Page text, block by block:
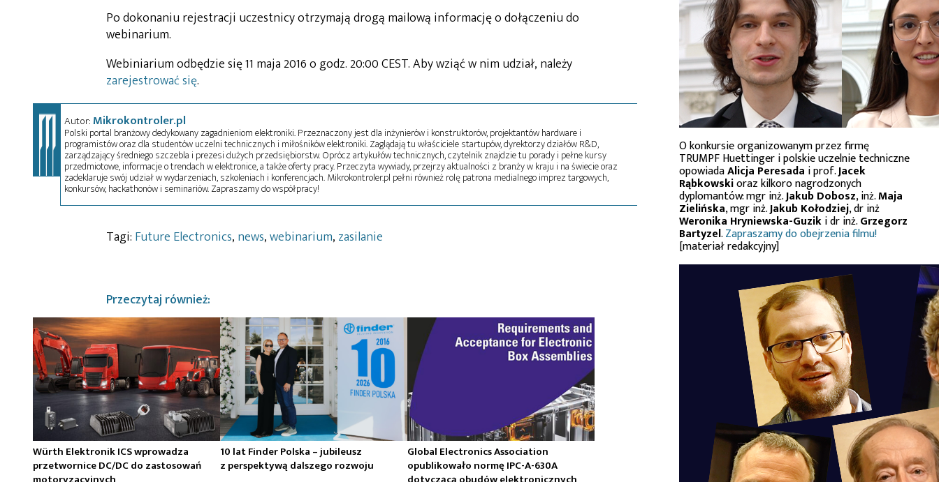
Po dokonaniu rejestracji uczestnicy otrzymają drogą mailową informację o dołączeniu do
webinarium.
Webiniarium odbędzie się 11 maja 2016 o godz. 20:00 CEST. Aby wziąć w nim udział, należy
zarejestrować się.
Autor:Mikrokontroler.pl
Polski portal branżowy dedykowany zagadnieniom elektroniki. Przeznaczony jest dla inżynierów i konstruktorów, projektantów hardware i
programistów oraz dla studentów uczelni technicznych i miłośników elektroniki. Zaglądają tu właściciele startupów, dyrektorzy działów R&D,
zarządzający średniego szczebla i prezesi dużych przedsiębiorstw. Oprócz artykułów technicznych, czytelnik znajdzie tu porady i pełne kursy
przedmiotowe, informacje o trendach w elektronice, a także oferty pracy. Przeczyta wywiady, przejrzy aktualności z branży w kraju i na świecie oraz
zadeklaruje swój udział w wydarzeniach, szkoleniach i konferencjach. Mikrokontroler.pl pełni również rolę patrona medialnego imprez targowych,
konkursów, hackathonów i seminariów. Zapraszamy do współpracy!
Tagi: Future Electronics, news,webinarium, zasilanie
Przeczytaj również:
Würth Elektronik ICS wprowadza
przetwornice DC/DC do zastosowań
10 lat Finder Polska – jubileusz
z perspektywą dalszego rozwoju
Global Electronics Association
opublikowało normę IPC-A-630A
O konkursie organizowanym przez firmę
TRUMPF Huettinger i polskie uczelnie techniczne
opowiadaAlicja Peresada i prof.Jacek
Rąbkowskioraz kilkoro nagrodzonych
dyplomantów: mgr inż.Jakub Dobosz, inż.Maja
Zielińska, mgr inż.Jakub Kołodziej, dr inż
Weronika Hryniewska-Guziki dr inż.Grzegorz
Bartyzel.Zapraszamy do obejrzenia filmu!
[materiał redakcyjny]